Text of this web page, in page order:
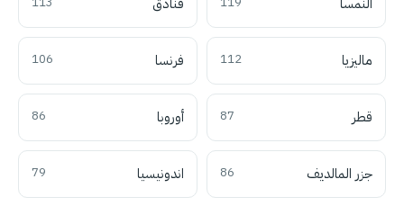
ماليزيا 112 فرنسا 106
قطر 87 أوروبا 86
جزر المالديف 86 اندونيسيا 79